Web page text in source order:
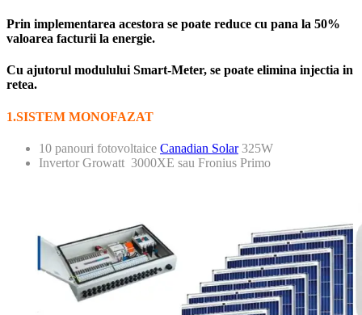
Prin implementarea acestora se poate reduce cu pana la 50%
valoarea facturii la energie.
Cu ajutorul modulului Smart-Meter, se poate elimina injectia in
retea.
1.SISTEM MONOFAZAT
10 panouri fotovoltaice Canadian Solar325W
Invertor Growatt 3000XE sau Fronius Primo